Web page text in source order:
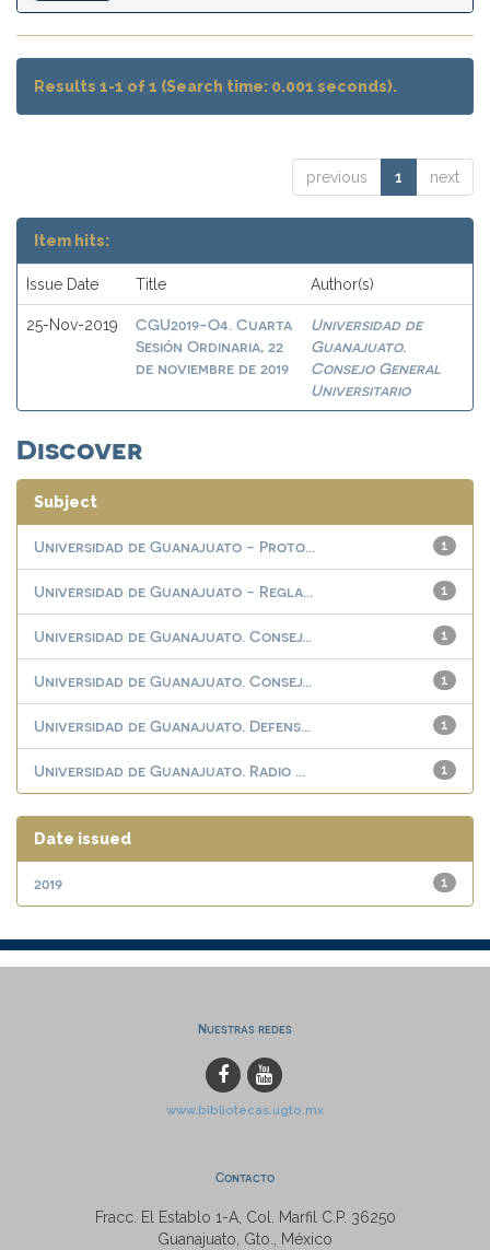
Results 1-1 of 1 (Search time: 0.001 seconds).
previous 1 next
Item hits:
Issue Date Title Author(s)
25-Nov-2019
CGU2019-O4. Cuarta
Sesión Ordinaria, 22
de noviembre de 2019
Universidad de
Guanajuato.
Consejo General
Universitario
Discover
Subject
1
Universidad de Guanajuato - Proto...
1
Universidad de Guanajuato - Regla...
1
Universidad de Guanajuato. Consej...
1
Universidad de Guanajuato. Consej...
1
Universidad de Guanajuato. Defens...
1
Universidad de Guanajuato. Radio ...
Date issued
1
2019
Nuestras redes
www.bibliotecas.ugto.mx
Contacto
Fracc. El Establo 1-A, Col. Marfil C.P. 36250
Guanajuato, Gto., México